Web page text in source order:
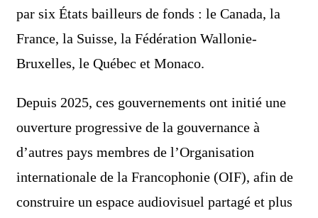
par six États bailleurs de fonds : le Canada, la
France, la Suisse, la Fédération Wallonie-
Bruxelles, le Québec et Monaco.
Depuis 2025, ces gouvernements ont initié une
ouverture progressive de la gouvernance à
d’autres pays membres de l’Organisation
internationale de la Francophonie (OIF), afin de
construire un espace audiovisuel partagé et plus